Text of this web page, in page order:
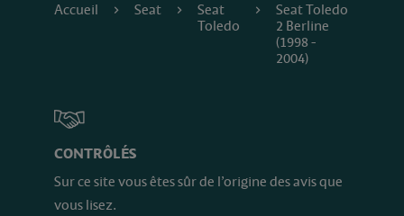
Accueil Seat
Seat
Toledo
Seat Toledo
2 Berline
(1998 -
2004)
CONTRÔLÉS
Sur ce site vous êtes sûr de l’origine des avis que
vous lisez.